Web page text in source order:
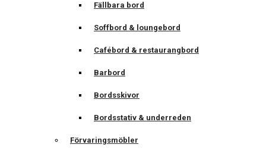
Fällbara bord
Soffbord & loungebord
Cafébord & restaurangbord
Barbord
Bordsskivor
Bordsstativ & underreden
Förvaringsmöbler